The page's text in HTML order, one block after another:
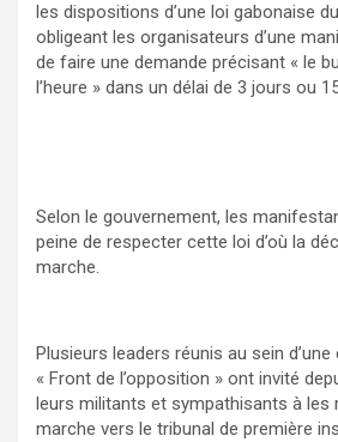
les dispositions d’une loi gabonaise
obligeant les organisateurs d’une
de faire une demande précisant « le
l’heure » dans un délai de 3 jours ou
Selon le gouvernement, les
peine de respecter cette loi d’où la
marche.
Plusieurs leaders réunis au sein
« Front de l’opposition » ont invité
leurs militants et sympathisants à les
marche vers le tribunal de première